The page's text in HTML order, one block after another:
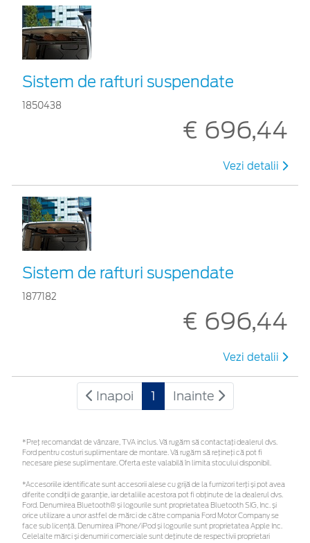
Sistem de rafturi suspendate
1850438
€ 696,44
Vezi detalii
Sistem de rafturi suspendate
1877182
€ 696,44
Vezi detalii
Inapoi 1 Inainte
*Preţ recomandat de vânzare, TVA inclus. Vă rugăm să contactaţi dealerul dvs.
Ford pentru costuri suplimentare de montare. Vă rugăm să rețineți că pot fi
necesare piese suplimentare. Oferta este valabilă în limita stocului disponibil.
*Accesoriile identificate sunt accesorii alese cu grijă de la furnizori terți și pot avea
diferite condiții de garanție, iar detaliile acestora pot fi obținute de la dealerul dvs.
Ford. Denumirea Bluetooth® și logourile sunt proprietatea Bluetooth SIG, Inc. și
orice utilizare a unor astfel de mărci de către compania Ford Motor Company se
face sub licență. Denumirea iPhone/iPod și logourile sunt proprietatea Apple Inc.
Celelalte mărci și denumiri comerciale sunt deținute de respectivii proprietari